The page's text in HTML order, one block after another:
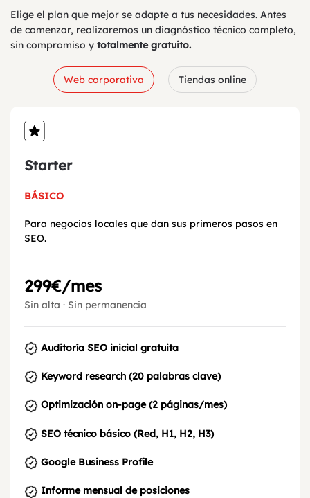
Elige el plan que mejor se adapte a tus necesidades. Antes
de comenzar, realizaremos un diagnóstico técnico completo,
sin compromiso y totalmente gratuito.
Web corporativa Tiendas online
Starter
BÁSICO
Para negocios locales que dan sus primeros pasos en
SEO.
299€/mes
Sin alta · Sin permanencia
Auditoría SEO inicial gratuita
Keyword research (20 palabras clave)
Optimización on-page (2 páginas/mes)
SEO técnico básico (Red, H1, H2, H3)
Google Business Profile
Informe mensual de posiciones